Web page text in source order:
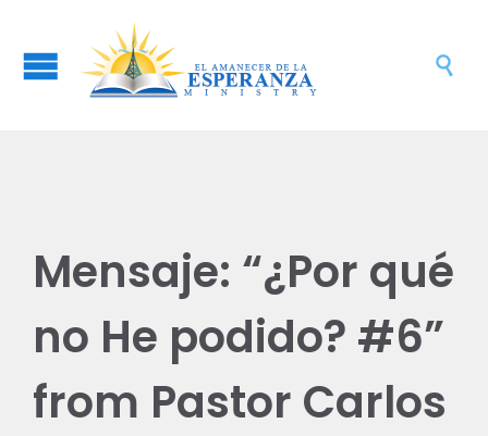

Mensaje: “¿Por qué
no He podido? #6”
from Pastor Carlos